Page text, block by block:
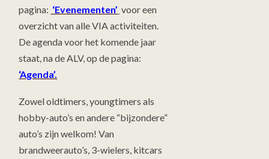
pagina: ‘Evenementen’ voor een
overzicht van alle VIA activiteiten.
De agenda voor het komende jaar
staat, na de ALV, op de pagina:
‘Agenda’.
Zowel oldtimers, youngtimers als
hobby-auto’s en andere “bijzondere”
auto’s zijn welkom! Van
brandweerauto’s, 3-wielers, kitcars